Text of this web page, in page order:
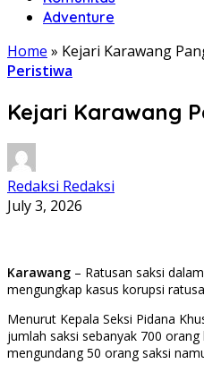
Adventure
Home » Kejari Karawang
Peristiwa
Kejari Karawang
Redaksi Redaksi
July 3, 2026
Karawang – Ratusan saksi
mengungkap kasus korupsi
Menurut Kepala Seksi Pidana
jumlah saksi sebanyak 700
mengundang 50 orang saksi